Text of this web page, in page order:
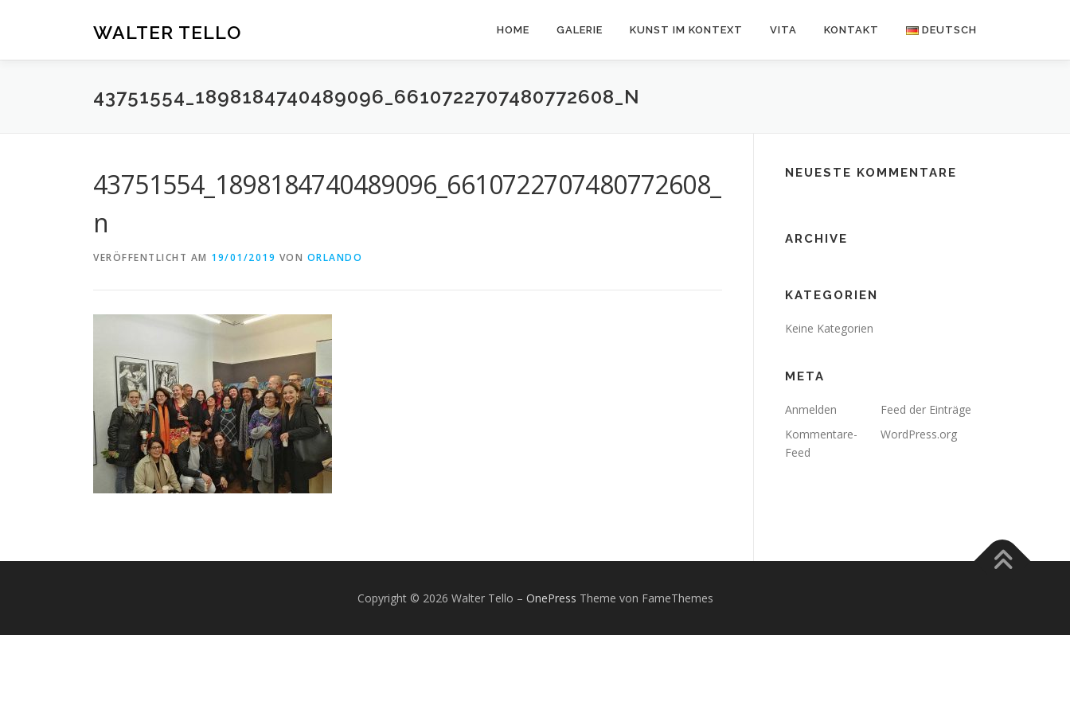
WALTER TELLO HOME GALERIE KUNST IM KONTEXT VITA KONTAKT DEUTSCH
43751554_1898184740489096_6610722707480772608_N
43751554_1898184740489096_6610722707480772608_
n
VERÖFFENTLICHT AM 19/01/2019 VON ORLANDO
NEUESTE KOMMENTARE
ARCHIVE
KATEGORIEN
Keine Kategorien
META
Anmelden
Feed der Einträge
Kommentare-
Feed
WordPress.org
Copyright © 2026 Walter Tello – OnePress Theme von FameThemes